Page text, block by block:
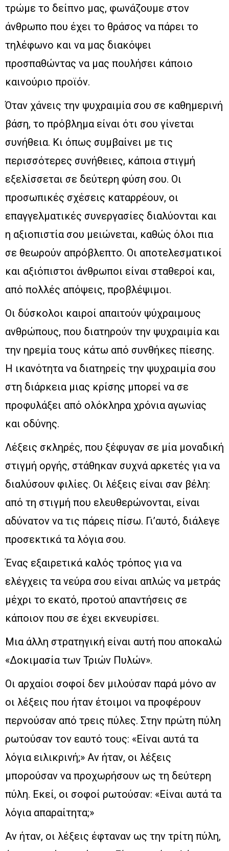
τρώμε το δείπνο μας, φωνάζουμε στον
άνθρωπο που έχει το θράσος να πάρει το
τηλέφωνο και να μας διακόψει
προσπαθώντας να μας πουλήσει κάποιο
καινούριο προϊόν.
Όταν χάνεις την ψυχραιμία σου σε καθημερινή
βάση, το πρόβλημα είναι ότι σου γίνεται
συνήθεια. Κι όπως συμβαίνει με τις
περισσότερες συνήθειες, κάποια στιγμή
εξελίσσεται σε δεύτερη φύση σου. Οι
προσωπικές σχέσεις καταρρέουν, οι
επαγγελματικές συνεργασίες διαλύονται και
η αξιοπιστία σου μειώνεται, καθώς όλοι πια
σε θεωρούν απρόβλεπτο. Οι αποτελεσματικοί
και αξιόπιστοι άνθρωποι είναι σταθεροί και,
από πολλές απόψεις, προβλέψιμοι.
Οι δύσκολοι καιροί απαιτούν ψύχραιμους
ανθρώπους, που διατηρούν την ψυχραιμία και
την ηρεμία τους κάτω από συνθήκες πίεσης.
Η ικανότητα να διατηρείς την ψυχραιμία σου
στη διάρκεια μιας κρίσης μπορεί να σε
προφυλάξει από ολόκληρα χρόνια αγωνίας
και οδύνης.
Λέξεις σκληρές, που ξέφυγαν σε μία μοναδική
στιγμή οργής, στάθηκαν συχνά αρκετές για να
διαλύσουν φιλίες. Οι λέξεις είναι σαν βέλη:
από τη στιγμή που ελευθερώνονται, είναι
αδύνατον να τις πάρεις πίσω. Γι’αυτό, διάλεγε
προσεκτικά τα λόγια σου.
Ένας εξαιρετικά καλός τρόπος για να
ελέγχεις τα νεύρα σου είναι απλώς να μετράς
μέχρι το εκατό, προτού απαντήσεις σε
κάποιον που σε έχει εκνευρίσει.
Μια άλλη στρατηγική είναι αυτή που αποκαλώ
«Δοκιμασία των Τριών Πυλών».
Οι αρχαίοι σοφοί δεν μιλούσαν παρά μόνο αν
οι λέξεις που ήταν έτοιμοι να προφέρουν
περνούσαν από τρεις πύλες. Στην πρώτη πύλη
ρωτούσαν τον εαυτό τους: «Είναι αυτά τα
λόγια ειλικρινή;» Αν ήταν, οι λέξεις
μπορούσαν να προχωρήσουν ως τη δεύτερη
πύλη. Εκεί, οι σοφοί ρωτούσαν: «Είναι αυτά τα
λόγια απαραίτητα;»
Αν ήταν, οι λέξεις έφταναν ως την τρίτη πύλη,